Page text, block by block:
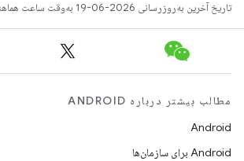
تاریخ آخرین به‌روزرسانی 2026-06-19 به‌وقت ساعت هماهنگ جهانی.
مطالب بیشتر درباره ANDROID
Android
Android برای سازمان‌ها